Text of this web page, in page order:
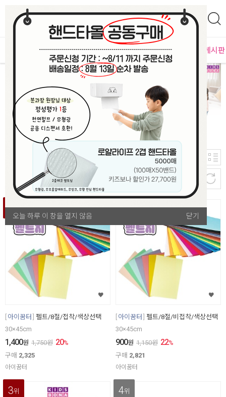
오늘 하루 이 창을 열지 않음 닫기
오늘 하루 이 창을 열지 않음 닫기
PLAYLAB NEW BEST 입점사별 이벤트 게시판
TOP 100
판매량순
1위
아이꿈터 펠트/8절/접착/색상선택
30×45cm
1,400원 1,750원 20%
구매 2,325
아이꿈터
2위
아이꿈터 펠트/8절/비접착/색상선택
30×45cm
900원 1,150원 22%
구매 2,821
아이꿈터
3위 4위